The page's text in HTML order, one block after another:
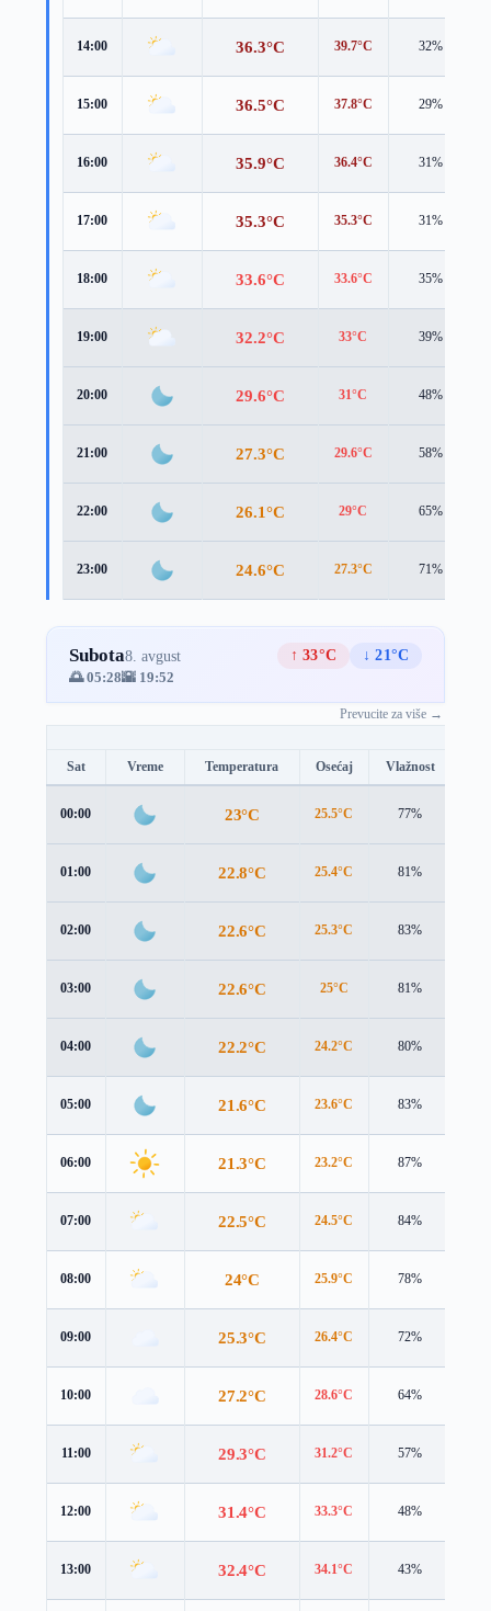
14:00 36.3°C 39.7°C 32%
15:00 36.5°C 37.8°C 29%
16:00 35.9°C 36.4°C 31%
17:00 35.3°C 35.3°C 31%
18:00 33.6°C 33.6°C 35%
19:00 32.2°C 33°C 39%
20:00 29.6°C 31°C 48%
21:00 27.3°C 29.6°C 58%
22:00 26.1°C 29°C 65%
23:00 24.6°C 27.3°C 71%
Subota8. avgust ↑ 33°C
↓ 21°C
🌅 05:28🌇 19:52
Prevucite za više →
Sat Vreme Temperatura Osećaj Vlažnost
00:00 23°C 25.5°C 77%
01:00 22.8°C 25.4°C 81%
02:00 22.6°C 25.3°C 83%
03:00 22.6°C 25°C 81%
04:00 22.2°C 24.2°C 80%
05:00 21.6°C 23.6°C 83%
06:00 21.3°C 23.2°C 87%
07:00 22.5°C 24.5°C 84%
08:00 24°C 25.9°C 78%
09:00 25.3°C 26.4°C 72%
10:00 27.2°C 28.6°C 64%
11:00 29.3°C 31.2°C 57%
12:00 31.4°C 33.3°C 48%
13:00 32.4°C 34.1°C 43%